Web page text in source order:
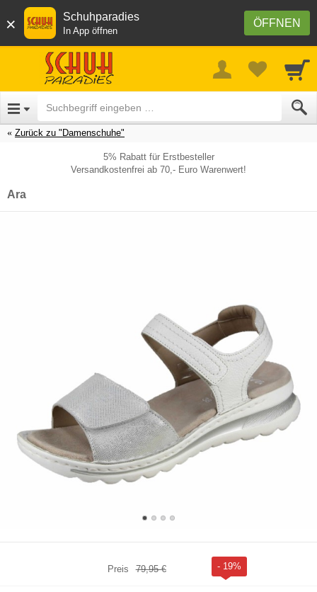
× ÖFFNEN
Schuhparadies
In App öffnen
Zurück zu "Damenschuhe"
5% Rabatt für Erstbesteller
Versandkostenfrei ab 70,- Euro Warenwert!
Ara
Preis 79,95 € - 19%